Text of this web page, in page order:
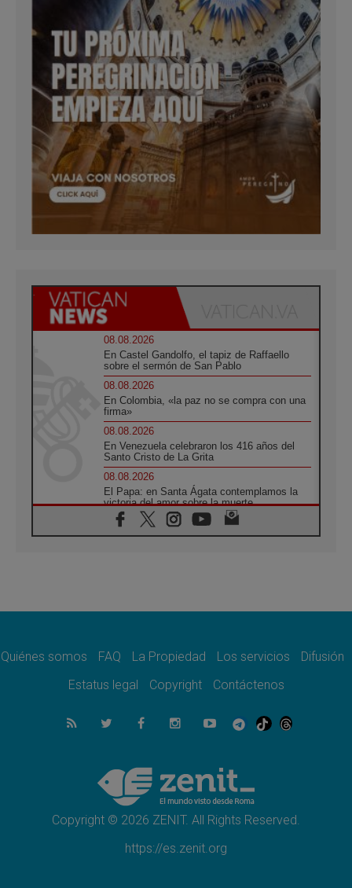
08.08.2026
En Castel Gandolfo, el tapiz de Raffaello
sobre el sermón de San Pablo
08.08.2026
En Colombia, «la paz no se compra con una
firma»
08.08.2026
En Venezuela celebraron los 416 años del
Santo Cristo de La Grita
08.08.2026
El Papa: en Santa Ágata contemplamos la
victoria del amor sobre la muerte
08.08.2026
León XIV visitará el Santuario de la Madre
07.08.2026
07.08.2026
el compromiso del cristiano"
La matanza de niños en Gaza no cesa: 300
muertos en 300 días
Tagle: La guerra desfigura el mundo, solo la
revelación de Dios lo transfigura
Quiénes somos FAQ La Propiedad Los servicios
Difusión
Estatus legal
Copyright Contáctenos
Copyright © 2026 ZENIT. All Rights Reserved.
https://es.zenit.org